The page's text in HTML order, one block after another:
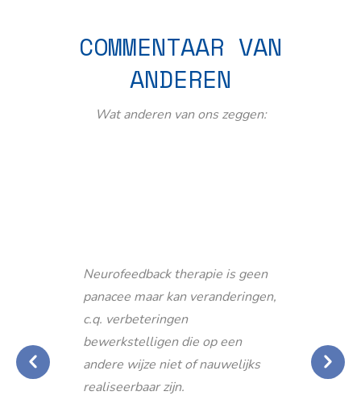
COMMENTAAR VAN
ANDEREN
Wat anderen van ons zeggen:
Neurofeedback therapie is geen
panacee maar kan veranderingen,
c.q. verbeteringen
bewerkstelligen die op een
andere wijze niet of nauwelijks
realiseerbaar zijn.